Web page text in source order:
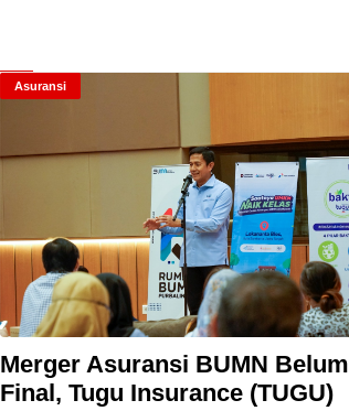
Asuransi
Merger Asuransi BUMN Belum
Final, Tugu Insurance (TUGU)